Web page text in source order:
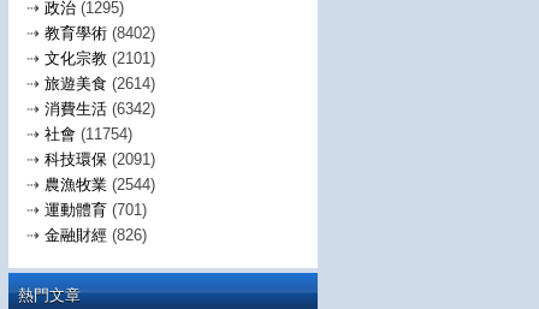
⇢ 政治 (1295)
⇢ 教育學術 (8402)
⇢ 文化宗教 (2101)
⇢ 旅遊美食 (2614)
⇢ 消費生活 (6342)
⇢ 社會 (11754)
⇢ 科技環保 (2091)
⇢ 農漁牧業 (2544)
⇢ 運動體育 (701)
⇢ 金融財經 (826)
熱門文章